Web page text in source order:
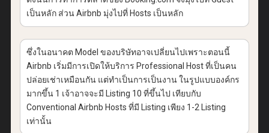
เป็นหลัก ส่วน Airbnb มุ่งไปที่ Hosts เป็นหลัก
ซึ่งในอนาคต Model ของบริษัทอาจเปลี่ยนไปเพราะตอนนี้
Airbnb เริ่มมีการเปิดให้บริการ Professional Host ที่เป็นคน
ปล่อยเช่าเหมือนกัน แต่ทำเป็นการเป็นงาน ในรูปแบบองค์กร
มากขึ้น 1 เจ้าอาจจะมี Listing 10 ที่ขึ้นไป เทียบกับ
Conventional Airbnb Hosts ที่มี Listing เพียง 1-2 Listing
เท่านั้น